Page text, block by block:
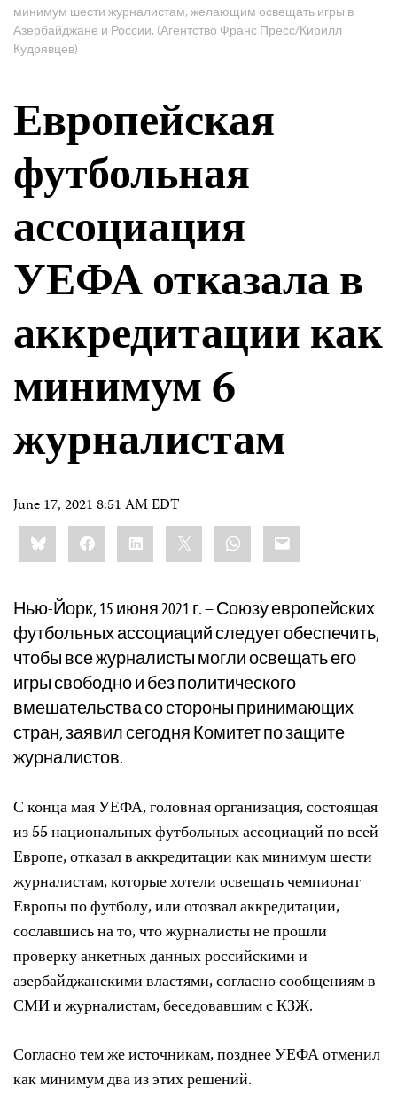
минимум шести журналистам, желающим освещать игры в
Азербайджане и России. (Агентство Франс Пресс/Кирилл
Кудрявцев)
Европейская
футбольная
ассоциация
УЕФА отказала в
аккредитации как
минимум 6
журналистам
June 17, 2021 8:51 AM EDT
Share
this:BlueskyFacebookLinkedIn WhatsApp
Email
Нью-Йорк, 15 июня 2021 г. – Союзу европейских
футбольных ассоциаций следует обеспечить,
чтобы все журналисты могли освещать его
игры свободно и без политического
вмешательства со стороны принимающих
стран, заявил сегодня Комитет по защите
журналистов.
С конца мая УЕФА, головная организация, состоящая
из 55 национальных футбольных ассоциаций по всей
Европе, отказал в аккредитации как минимум шести
журналистам, которые хотели освещать чемпионат
Европы по футболу, или отозвал аккредитации,
сославшись на то, что журналисты не прошли
проверку анкетных данных российскими и
азербайджанскими властями, согласно сообщениям в
СМИ и журналистам, беседовавшим с КЗЖ.
Согласно тем же источникам, позднее УЕФА отменил
как минимум два из этих решений.